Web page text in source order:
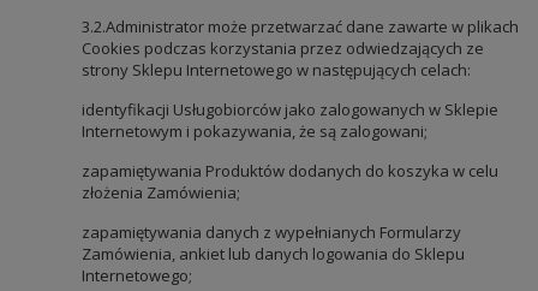
3.2.Administrator może przetwarzać dane zawarte w plikach
Cookies podczas korzystania przez odwiedzających ze
strony Sklepu Internetowego w następujących celach:
identyfikacji Usługobiorców jako zalogowanych w Sklepie
Internetowym i pokazywania, że są zalogowani;
zapamiętywania Produktów dodanych do koszyka w celu
złożenia Zamówienia;
zapamiętywania danych z wypełnianych Formularzy
Zamówienia, ankiet lub danych logowania do Sklepu
Internetowego;